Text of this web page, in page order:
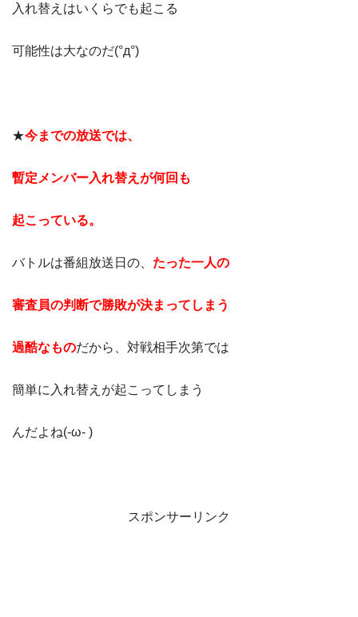
入れ替えはいくらでも起こる
可能性は大なのだ(°д°)
★今までの放送では、
暫定メンバー入れ替えが何回も
起こっている。
バトルは番組放送日の、 たった一人の
審査員の判断で勝敗が決まってしまう
過酷なものだから、対戦相手次第では
簡単に入れ替えが起こってしまう
んだよね(-ω- )
スポンサーリンク